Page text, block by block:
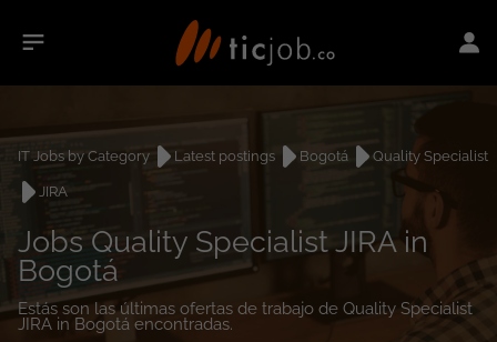
IT Jobs by Category Latest postings Bogotá
Quality Specialist
JIRA
Jobs Quality Specialist JIRA in
Bogotá
Estás son las últimas ofertas de trabajo de Quality Specialist
JIRA in Bogotá encontradas.